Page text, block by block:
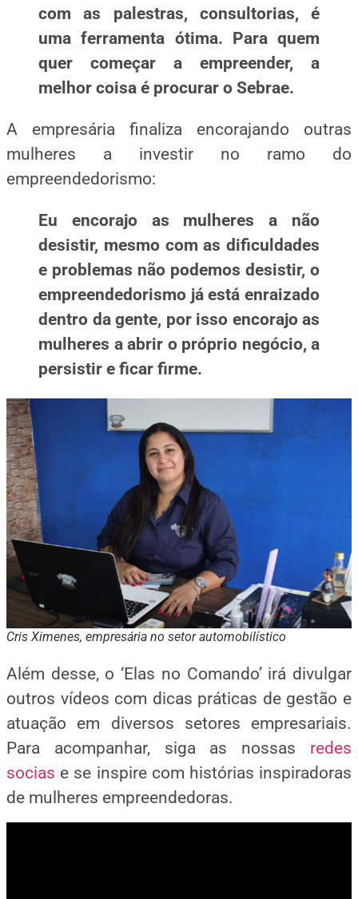
com as palestras, consultorias, é
uma ferramenta ótima. Para quem
quer começar a empreender, a
melhor coisa é procurar o Sebrae.
A empresária finaliza encorajando outras
mulheres a investir no ramo do
empreendedorismo:
Eu encorajo as mulheres a não
desistir, mesmo com as dificuldades
e problemas não podemos desistir, o
empreendedorismo já está enraizado
dentro da gente, por isso encorajo as
mulheres a abrir o próprio negócio, a
persistir e ficar firme.
Cris Ximenes, empresária no setor automobilístico
Além desse, o ‘Elas no Comando’ irá divulgar
outros vídeos com dicas práticas de gestão e
atuação em diversos setores empresariais.
Para acompanhar, siga as nossas redes
socias e se inspire com histórias inspiradoras
de mulheres empreendedoras.